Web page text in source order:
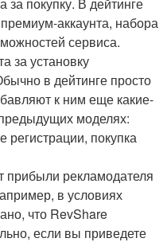
аккаунта, набора
сервиса.
за установку
в дейтинге просто
к ним еще какие-
моделях:
регистрации, покупка
прибыли рекламодателя
в условиях
что RevShare
если вы приведете